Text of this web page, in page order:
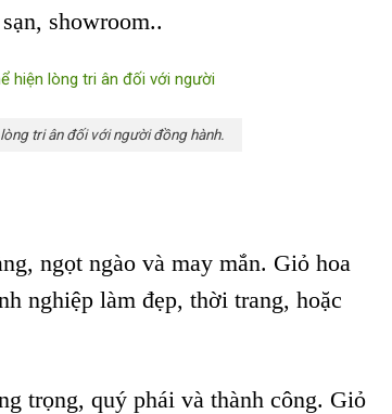
showroom..
tri ân đối với người đồng hành.
ngọt ngào và may mắn. Giỏ hoa
nghiệp làm đẹp, thời trang, hoặc
trọng, quý phái và thành công. Giỏ